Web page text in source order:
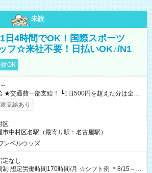
未読
4時間でOK！国際スポーツ
フ☆来社不要！日払いOK♪/N1
OK
額
円以内の方は自己負担となります ★日払い
あり） ┗働いたその日に現金GET♪ お仕事後はコン
支給あり
区
中村区名駅（最寄り駅：名古屋駅）
ンベルウッズ
定なし
労働時間170時間/月 ☆シフト例 ＊8/15～